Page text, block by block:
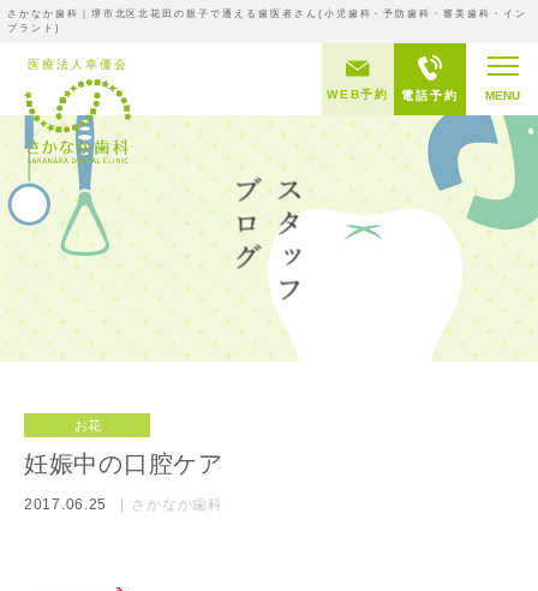
さかなか歯科｜堺市北区北花田の親子で通える歯医者さん(小児歯科・予防歯科・審美歯科・イン
プラント)
MENU
電話予約
WEB予約
お花
妊娠中の口腔ケア
2017.06.25 さかなか歯科